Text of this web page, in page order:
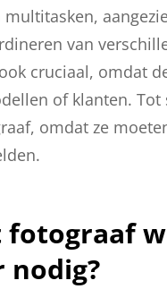
van
cruciaal, omdat
of klanten.
omdat ze
fotograaf
nodig?